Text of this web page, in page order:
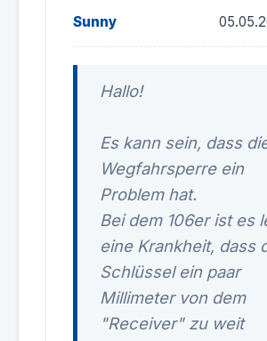
Sunny
Hallo!
Es kann sein, dass
Wegfahrsperre ein
Problem hat.
Bei dem 106er ist es
eine Krankheit, dass
Schlüssel ein paar
Millimeter von dem
"Receiver" zu weit